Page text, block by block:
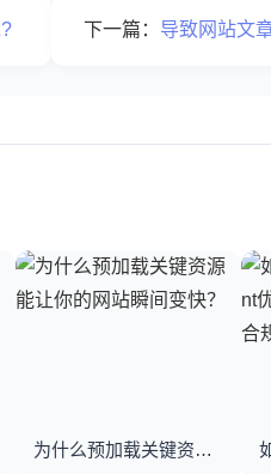
下一篇： 导致网站文
为什么预加载关键资源能让你的网站瞬间变快？